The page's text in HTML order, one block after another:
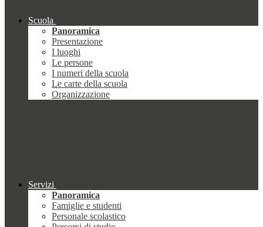
Scuola
Panoramica
Presentazione
I luoghi
Le persone
I numeri della scuola
Le carte della scuola
Organizzazione
Servizi
Panoramica
Famiglie e studenti
Personale scolastico